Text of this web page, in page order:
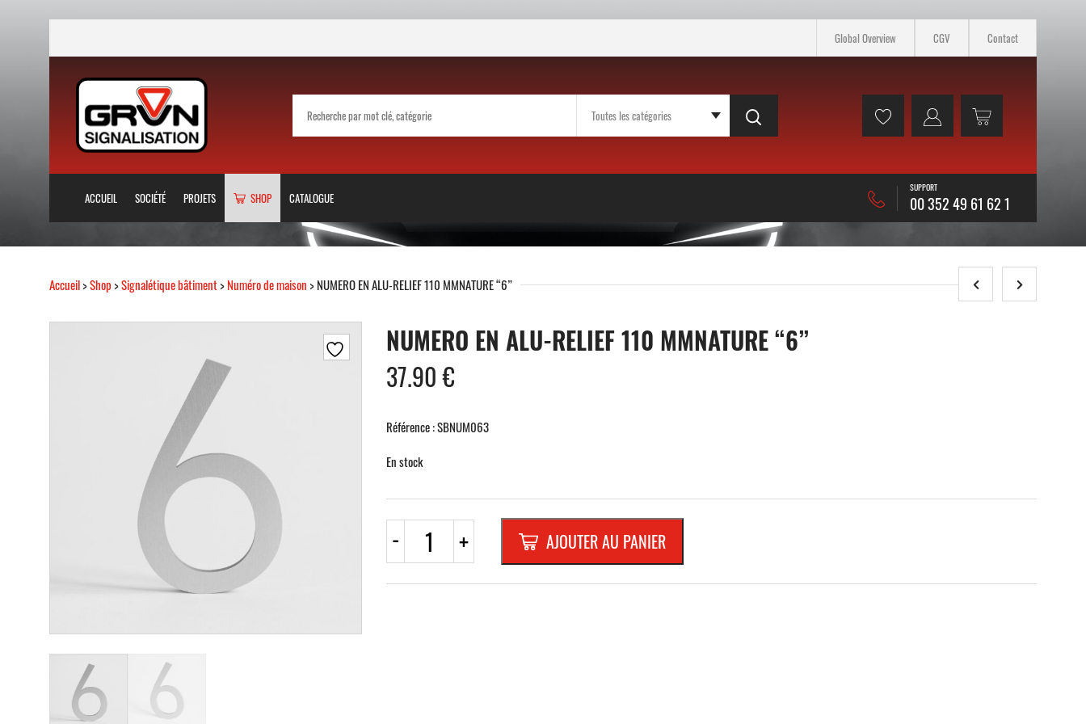
Global Overview CGV Contact
ACCUEIL SOCIÉTÉ PROJETS SHOP CATALOGUE
SUPPORT
00 352 49 61 62 1
Accueil>Shop>Signalétique bâtiment>Numéro de maison> NUMERO EN ALU-RELIEF 110 MMNATURE “6”
NUMERO EN ALU-RELIEF 110 MMNATURE “6”
37.90€
Référence : SBNUM063
En stock
- quantité
NUMERO
+ AJOUTER AU PANIER